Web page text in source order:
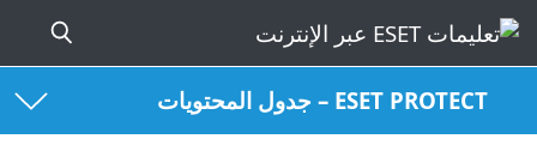
ESET PROTECT – جدول المحتويات